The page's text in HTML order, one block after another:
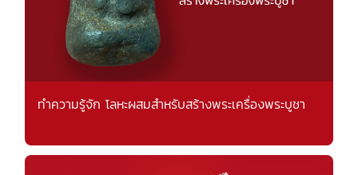
ทำความรู้จัก โลหะผสมสำหรับสร้างพระเครื่องพระบูชา